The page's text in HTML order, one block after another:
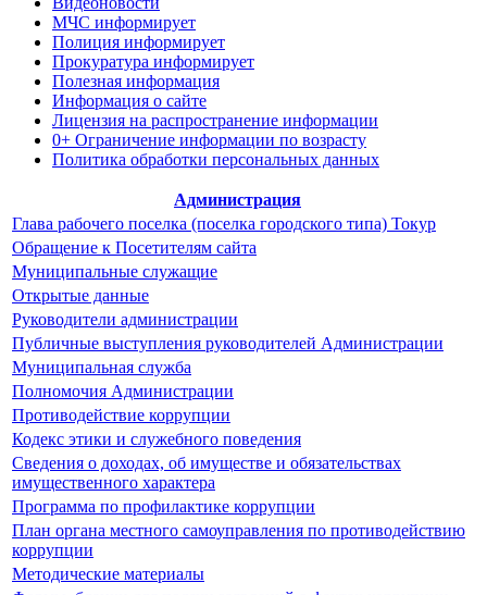
МЧС информирует
Полиция информирует
Прокуратура информирует
Полезная информация
Информация о сайте
Лицензия на распространение информации
0+ Ограничение информации по возрасту
Политика обработки персональных данных
Администрация
Глава рабочего поселка (поселка городского типа) Токур
Обращение к Посетителям сайта
Муниципальные служащие
Открытые данные
Руководители администрации
Публичные выступления руководителей Администрации
Муниципальная служба
Полномочия Администрации
Противодействие коррупции
Кодекс этики и служебного поведения
Сведения о доходах, об имуществе и обязательствах
имущественного характера
Программа по профилактике коррупции
План органа местного самоуправления по противодействию
коррупции
Методические материалы